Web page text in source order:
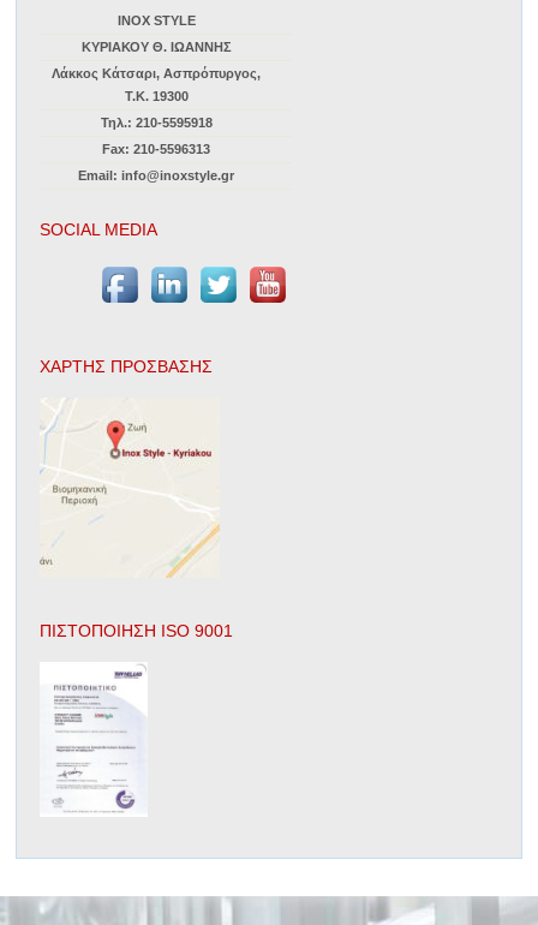
INOX STYLE
ΚΥΡΙΑΚΟΥ Θ. ΙΩΑΝΝΗΣ
Λάκκος Κάτσαρι, Ασπρόπυργος,
Τ.Κ. 19300
Τηλ.: 210-5595918
Fax: 210-5596313
Email: info@inoxstyle.gr
SOCIAL MEDIA
ΧΑΡΤΗΣ ΠΡΟΣΒΑΣΗΣ
ΠΙΣΤΟΠΟΙΗΣΗ ISO 9001